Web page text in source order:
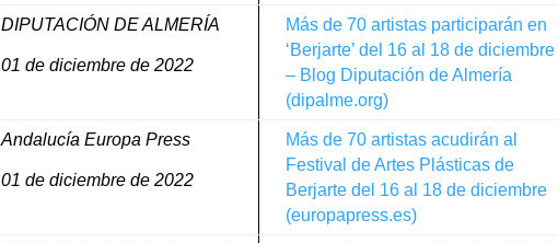
DIPUTACIÓN DE ALMERÍA
01 de diciembre de 2022
Más de 70 artistas participarán en
‘Berjarte’ del 16 al 18 de diciembre
– Blog Diputación de Almería
(dipalme.org)
Andalucía Europa Press
01 de diciembre de 2022
Más de 70 artistas acudirán al
Festival de Artes Plásticas de
Berjarte del 16 al 18 de diciembre
(europapress.es)